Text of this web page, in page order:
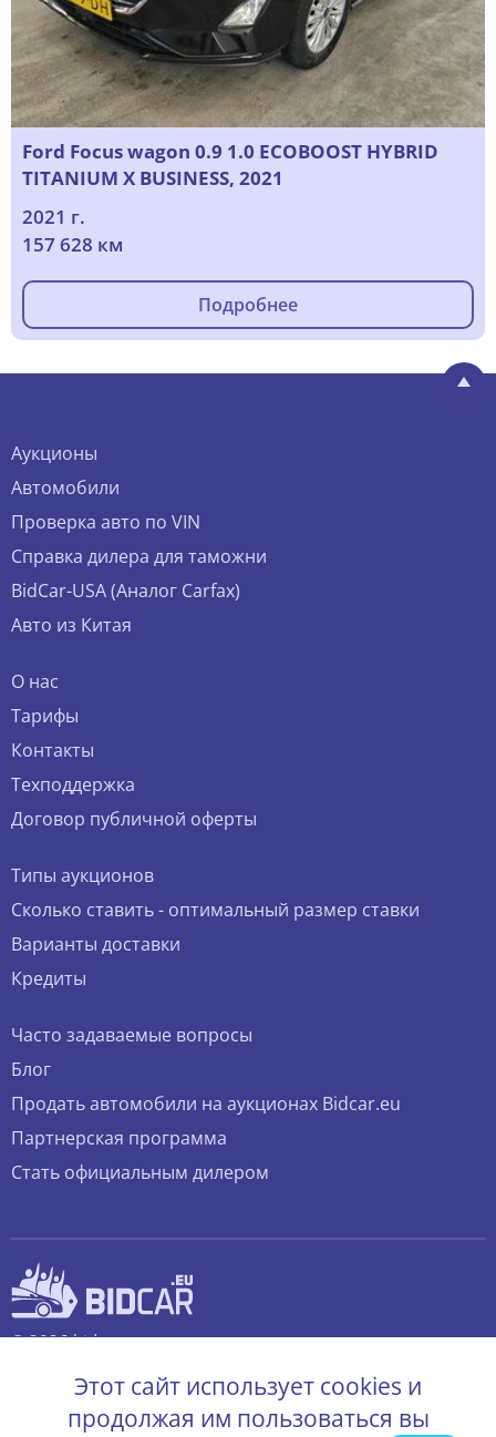
Ford Focus wagon 0.9 1.0 ECOBOOST HYBRID
TITANIUM X BUSINESS, 2021
2021 г.
157 628 км
Подробнее
Аукционы
Автомобили
Проверка авто по VIN
Справка дилера для таможни
BidCar-USA (Аналог Carfax)
Авто из Китая
О нас
Тарифы
Контакты
Техподдержка
Договор публичной оферты
Типы аукционов
Сколько ставить - оптимальный размер ставки
Варианты доставки
Кредиты
Часто задаваемые вопросы
Блог
Продать автомобили на аукционах Bidcar.eu
Партнерская программа
Стать официальным дилером
© 2026 bidcar.eu
Этот сайт использует cookies и
продолжая им пользоваться вы